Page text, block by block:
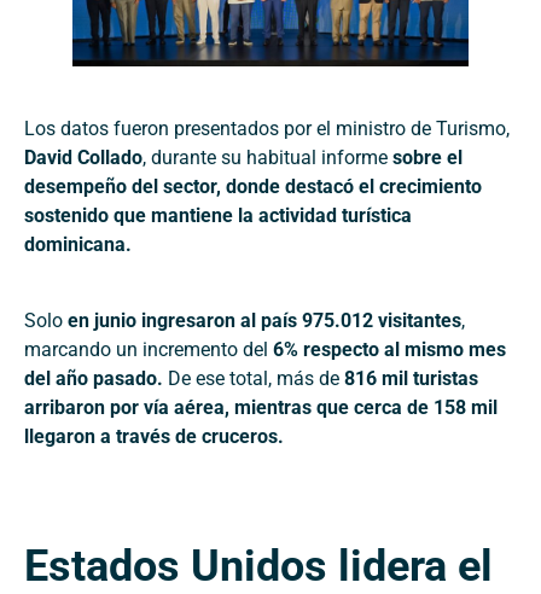
Los datos fueron presentados por el ministro de Turismo,
David Collado, durante su habitual informe sobre el
desempeño del sector, donde destacó el crecimiento
sostenido que mantiene la actividad turística
dominicana.
Solo en junio ingresaron al país 975.012 visitantes,
marcando un incremento del 6% respecto al mismo mes
del año pasado. De ese total, más de 816 mil turistas
arribaron por vía aérea, mientras que cerca de 158 mil
llegaron a través de cruceros.
Estados Unidos lidera el